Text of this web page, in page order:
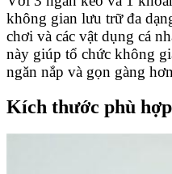
không gian lưu trữ đa
chơi và các vật dụng cá
này giúp tổ chức không
ngăn nắp và gọn gàng
Kích thước phù hợp